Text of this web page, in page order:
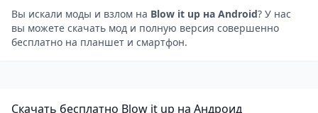
локациям, уничтожая врагов, освобождая своих
друзей и преодолевая сложные препятствия.
Зрелищные взрывы. Наслаждайтесь эффектами
Вы искали моды и взлом на Blow it up на Android? У нас
вы можете скачать мод и полную версия совершенно
бесплатно на планшет и смартфон.
Скачать бесплатно Blow it up на Андроид